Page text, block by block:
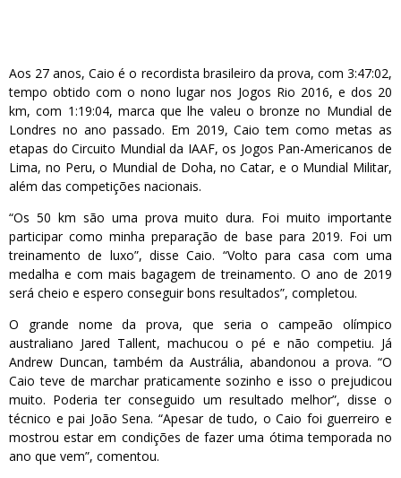
Aos 27 anos, Caio é o recordista brasileiro da prova, com 3:47:02,
tempo obtido com o nono lugar nos Jogos Rio 2016, e dos 20
km, com 1:19:04, marca que lhe valeu o bronze no Mundial de
Londres no ano passado. Em 2019, Caio tem como metas as
etapas do Circuito Mundial da IAAF, os Jogos Pan-Americanos de
Lima, no Peru, o Mundial de Doha, no Catar, e o Mundial Militar,
além das competições nacionais.
“Os 50 km são uma prova muito dura. Foi muito importante
participar como minha preparação de base para 2019. Foi um
treinamento de luxo”, disse Caio. “Volto para casa com uma
medalha e com mais bagagem de treinamento. O ano de 2019
será cheio e espero conseguir bons resultados”, completou.
O grande nome da prova, que seria o campeão olímpico
australiano Jared Tallent, machucou o pé e não competiu. Já
Andrew Duncan, também da Austrália, abandonou a prova. “O
Caio teve de marchar praticamente sozinho e isso o prejudicou
muito. Poderia ter conseguido um resultado melhor”, disse o
técnico e pai João Sena. “Apesar de tudo, o Caio foi guerreiro e
mostrou estar em condições de fazer uma ótima temporada no
ano que vem”, comentou.